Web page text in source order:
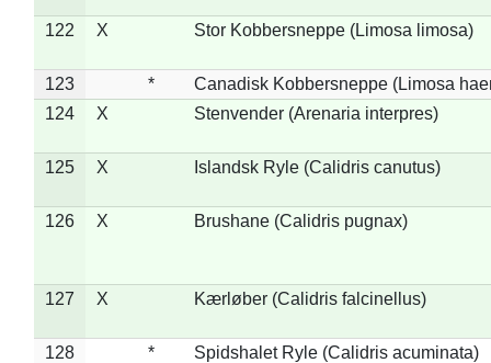
122 X Stor Kobbersneppe (Limosa limosa)
123 *
Canadisk Kobbersneppe (Limosa
124
X Stenvender (Arenaria interpres)
125 X Islandsk Ryle (Calidris canutus)
126 X Brushane (Calidris pugnax)
127 X Kærløber (Calidris falcinellus)
128 *
Spidshalet Ryle (Calidris acuminata)